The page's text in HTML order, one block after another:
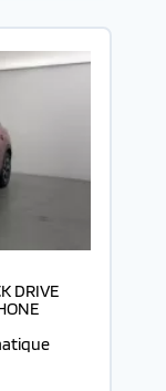
DRIVE